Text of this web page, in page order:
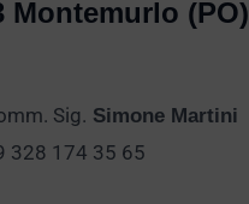
Montemurlo (PO)
Sig. Simone Martini
328 174 35 65